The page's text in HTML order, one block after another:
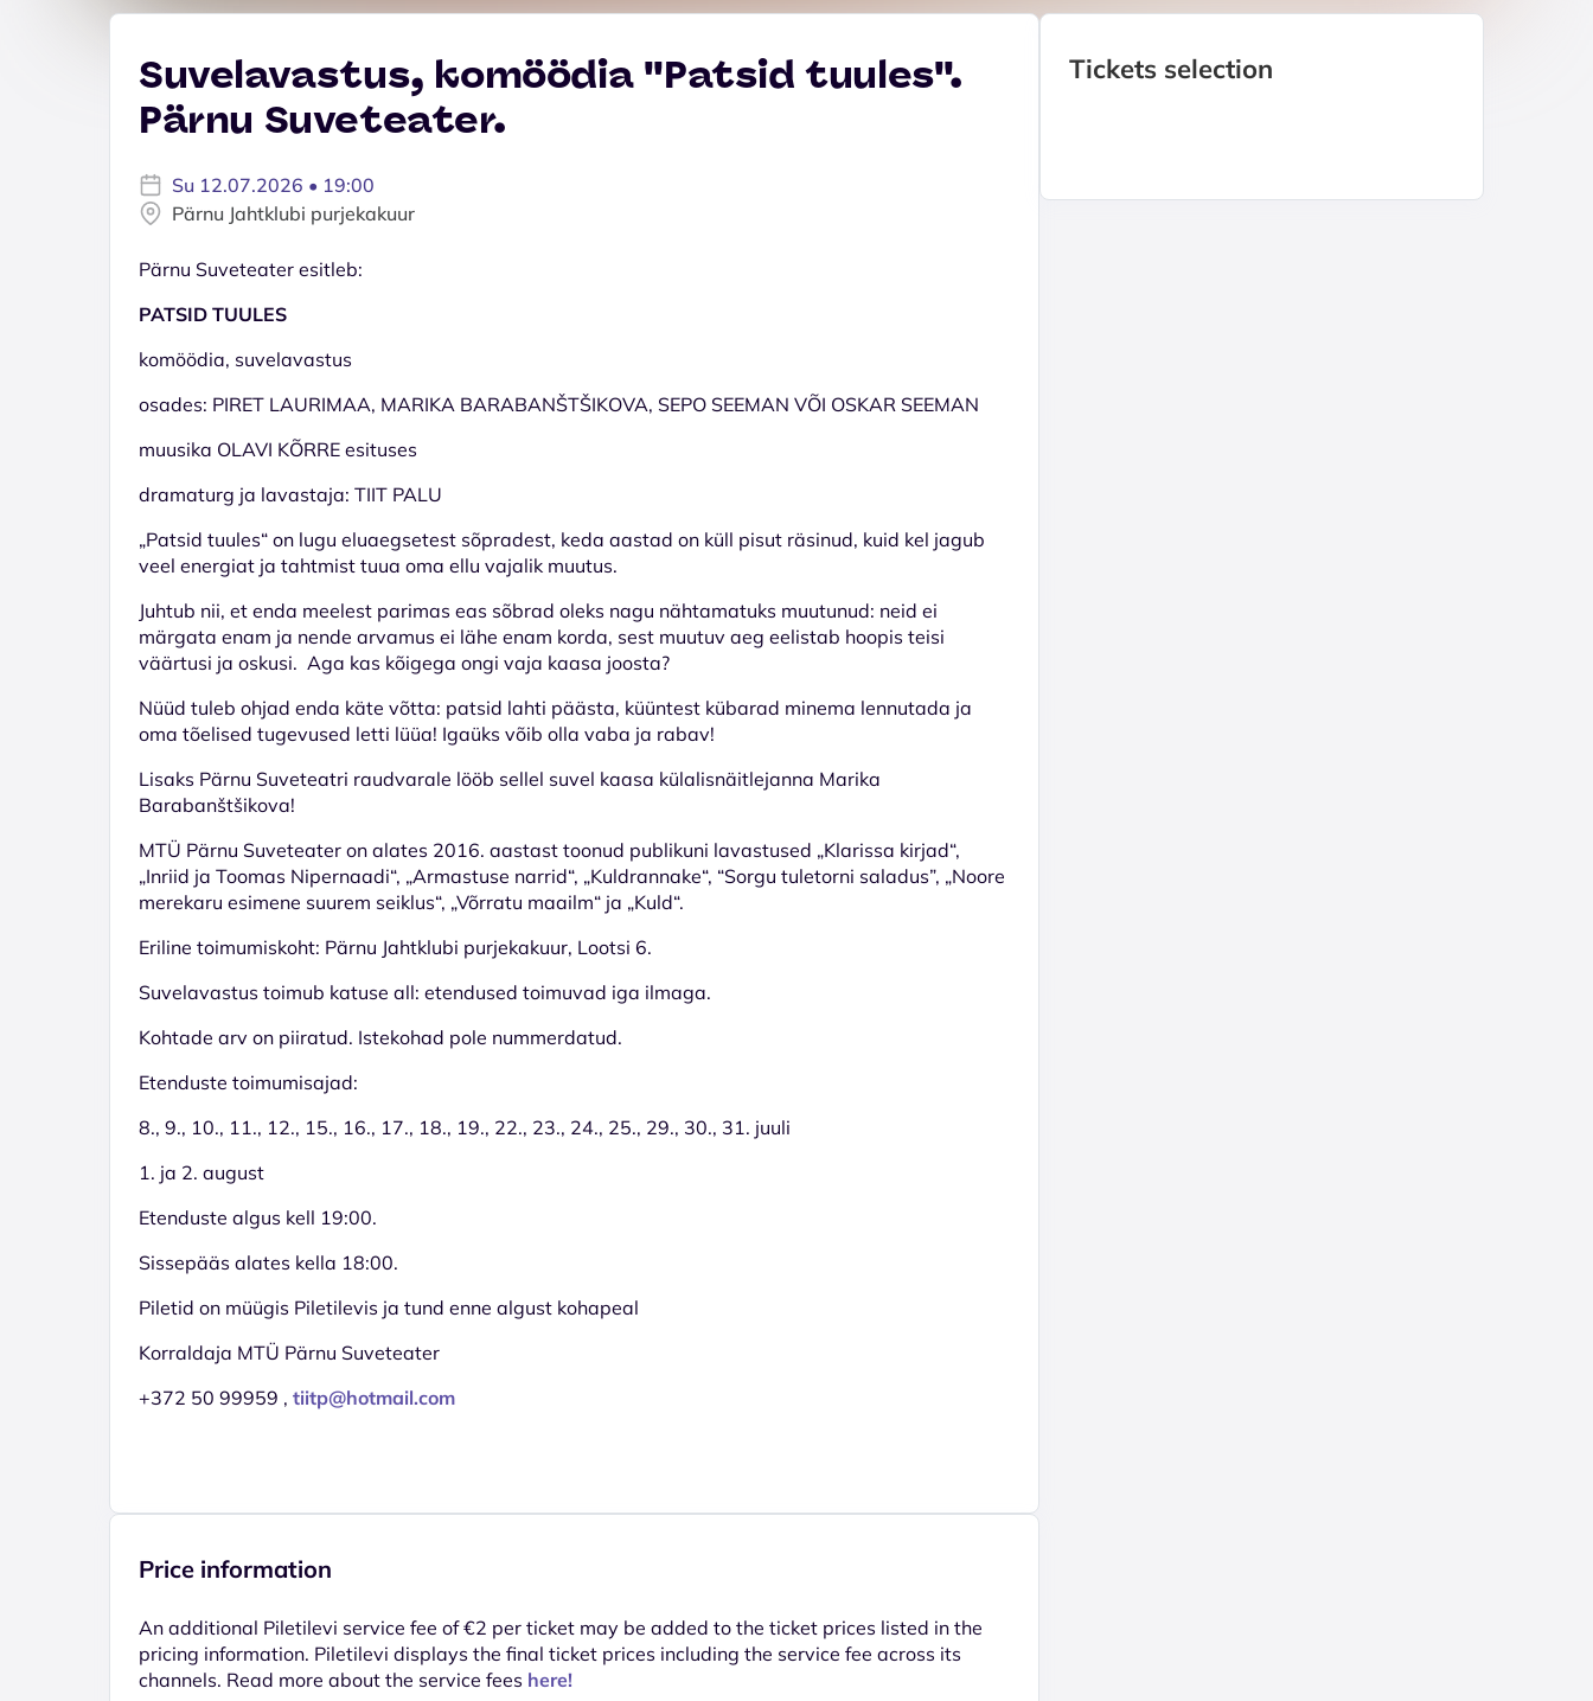
Suvelavastus, komöödia ''Patsid tuules''.
Pärnu Suveteater.
Su 12.07.2026 • 19:00
Pärnu Jahtklubi purjekakuur
Pärnu Suveteater esitleb:
PATSID TUULES
komöödia, suvelavastus
osades: PIRET LAURIMAA, MARIKA BARABANŠTŠIKOVA, SEPO SEEMAN VÕI OSKAR SEEMAN
muusika OLAVI KÕRRE esituses
dramaturg ja lavastaja: TIIT PALU
„Patsid tuules“ on lugu eluaegsetest sõpradest, keda aastad on küll pisut räsinud, kuid kel jagub
veel energiat ja tahtmist tuua oma ellu vajalik muutus.
Juhtub nii, et enda meelest parimas eas sõbrad oleks nagu nähtamatuks muutunud: neid ei
märgata enam ja nende arvamus ei lähe enam korda, sest muutuv aeg eelistab hoopis teisi
väärtusi ja oskusi. Aga kas kõigega ongi vaja kaasa joosta?
Nüüd tuleb ohjad enda käte võtta: patsid lahti päästa, küüntest kübarad minema lennutada ja
oma tõelised tugevused letti lüüa! Igaüks võib olla vaba ja rabav!
Lisaks Pärnu Suveteatri raudvarale lööb sellel suvel kaasa külalisnäitlejanna Marika
Barabanštšikova!
MTÜ Pärnu Suveteater on alates 2016. aastast toonud publikuni lavastused „Klarissa kirjad“,
„Inriid ja Toomas Nipernaadi“, „Armastuse narrid“, „Kuldrannake“, “Sorgu tuletorni saladus”, „Noore
merekaru esimene suurem seiklus“, „Võrratu maailm“ ja „Kuld“.
Eriline toimumiskoht: Pärnu Jahtklubi purjekakuur, Lootsi 6.
Suvelavastus toimub katuse all: etendused toimuvad iga ilmaga.
Kohtade arv on piiratud. Istekohad pole nummerdatud.
Etenduste toimumisajad:
8., 9., 10., 11., 12., 15., 16., 17., 18., 19., 22., 23., 24., 25., 29., 30., 31. juuli
1. ja 2. august
Etenduste algus kell 19:00.
Sissepääs alates kella 18:00.
Piletid on müügis Piletilevis ja tund enne algust kohapeal
Korraldaja MTÜ Pärnu Suveteater
+372 50 99959 , tiitp@hotmail.com
Price information
An additional Piletilevi service fee of €2 per ticket may be added to the ticket prices listed in the
pricing information. Piletilevi displays the final ticket prices including the service fee across its
channels. Read more about the service fees here!
Tickets selection